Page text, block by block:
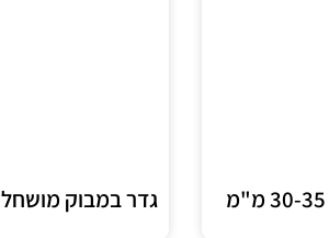
גדר במבוק מושחל 18-24 מ"מ